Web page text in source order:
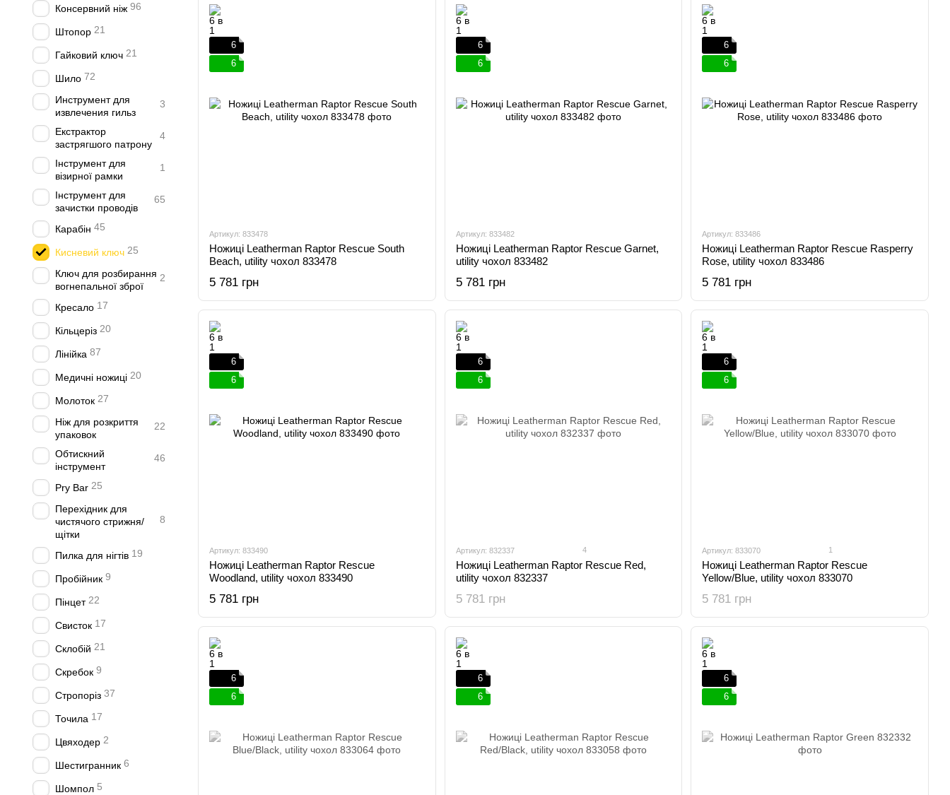
6
6
Артикул: 833478
Ножиці Leatherman Raptor Rescue South
Beach, utility чохол 833478
5 781 грн
6
6
Артикул: 833482
Ножиці Leatherman Raptor Rescue Garnet,
utility чохол 833482
5 781 грн
6
6
Артикул: 833486
Ножиці Leatherman Raptor Rescue Rasperry
Rose, utility чохол 833486
5 781 грн
6
6
Артикул: 833490
Ножиці Leatherman Raptor Rescue
Woodland, utility чохол 833490
5 781 грн
6
6
Артикул: 832337 4
Ножиці Leatherman Raptor Rescue Red,
utility чохол 832337
5 781 грн
6
6
Артикул: 833070 1
Ножиці Leatherman Raptor Rescue
Yellow/Blue, utility чохол 833070
5 781 грн
6
6
6
6
6
6
Консервний ніж 96
Штопор 21
Гайковий ключ 21
Шило 72
Инструмент для
извлечения гильз
3
Екстрактор
застрягшого патрону
4
Інструмент для
візирної рамки
1
Інструмент для
зачистки проводів
65
Карабін 45
Кисневий ключ 25
Ключ для розбирання
вогнепальної зброї
2
Кресало 17
Кільцеріз 20
Лінійка 87
Медичні ножиці 20
Молоток 27
Ніж для розкриття
упаковок
22
Обтискний
інструмент
46
Pry Bar 25
Перехідник для
чистячого стрижня/
щітки
8
Пилка для нігтів 19
Пробійник 9
Пінцет 22
Свисток 17
Склобій 21
Скребок 9
Стропоріз 37
Точила 17
Цвяходер 2
Шестигранник 6
Шомпол 5